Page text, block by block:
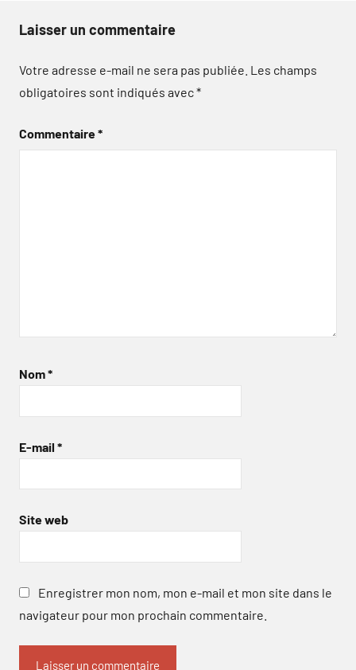
Laisser un commentaire
Votre adresse e-mail ne sera pas publiée. Les champs
obligatoires sont indiqués avec*
Commentaire*
Nom*
E-mail *
Site web
Enregistrer mon nom, mon e-mail et mon site dans le
navigateur pour mon prochain commentaire.